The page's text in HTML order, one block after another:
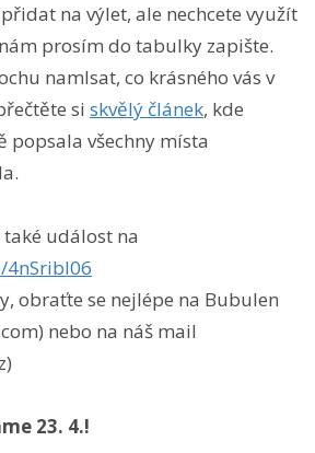
na výlet, ale nechcete využít
prosím do tabulky zapište.
namlsat, co krásného vás v
si skvělý článek, kde
popsala všechny místa
také událost na
obraťte se nejlépe na Bubulen
nebo na náš mail
23. 4.!